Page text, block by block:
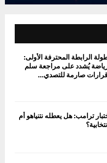
الرابطة المحترفة الأولى:
يُشدد على مراجعة سلم
قرارات صارمة للتصدي...
ترامب: هل يعطله نتنياهو أم